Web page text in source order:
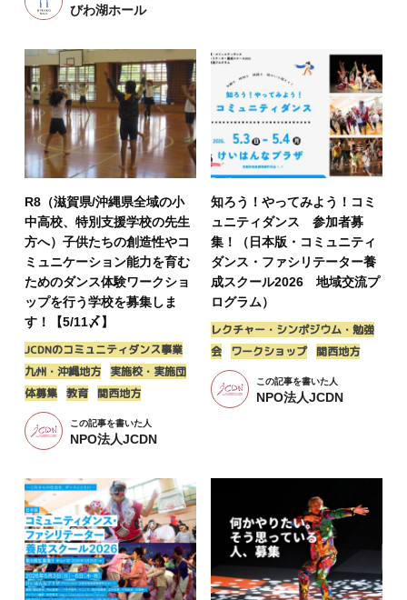
びわ湖ホール
R8（滋賀県/沖縄県全域の小
中高校、特別支援学校の先生
方へ）子供たちの創造性やコ
ミュニケーション能力を育む
ためのダンス体験ワークショ
ップを行う学校を募集しま
す！【5/11〆】
JCDNのコミュニティダンス事業
九州・沖縄地方
実施校・実施団
体募集 教育 関西地方
この記事を書いた人
NPO法人JCDN
知ろう！やってみよう！コミ
ュニティダンス 参加者募
集！（日本版・コミュニティ
ダンス・ファシリテーター養
成スクール2026 地域交流プ
ログラム）
レクチャー・シンポジウム・勉強
会
ワークショップ 関西地方
この記事を書いた人
NPO法人JCDN